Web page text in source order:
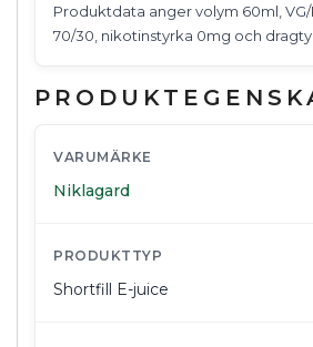
Produktdata anger volym 60ml,
70/30, nikotinstyrka 0mg och dragtyp
VARUMÄRKE
Niklagard
PRODUKTTYP
Shortfill E-juice